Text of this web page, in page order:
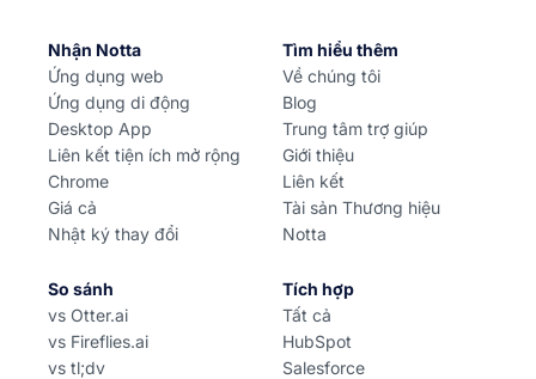
Nhận Notta
Ứng dụng web
Ứng dụng di động
Desktop App
Liên kết tiện ích mở rộng
Chrome
Giá cả
Nhật ký thay đổi
Tìm hiểu thêm
Về chúng tôi
Blog
Trung tâm trợ giúp
Giới thiệu
Liên kết
Tài sản Thương hiệu
Notta
So sánh
vs Otter.ai
vs Fireflies.ai
vs tl;dv
Tích hợp
Tất cả
HubSpot
Salesforce